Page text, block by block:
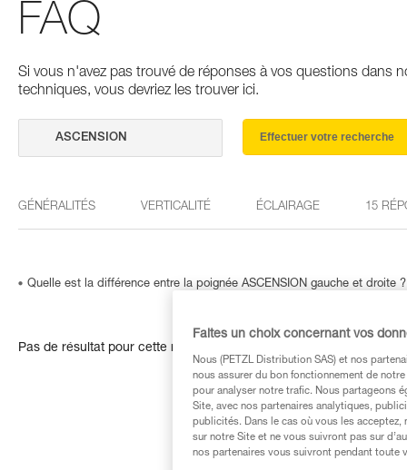
FAQ
Si vous n'avez pas trouvé de réponses à vos questions dans
techniques, vous devriez les trouver ici.
Effectuer votre recherche
GÉNÉRALITÉS VERTICALITÉ ÉCLAIRAGE 15
Quelle est la différence entre la poignée ASCENSION gauche et droite ?
Pas de résultat pour cette recherche
Faites un choix concernant vos
Nous (PETZL Distribution SAS) et nos
nous assurer du bon fonctionnement de
pour analyser notre trafic. Nous partageons
Site, avec nos partenaires analytiques,
publicités. Dans le cas où vous les
sur notre Site et ne vous suivront pas sur
nos partenaires vous suivront pendant toute